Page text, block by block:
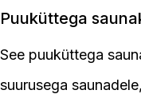
Puuküttega
See puuküttega
suurusega